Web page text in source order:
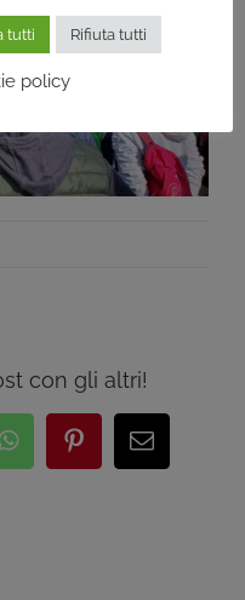
con gli altri!
WhatsAppPinterestEmail
tutti Rifiuta tutti
policy